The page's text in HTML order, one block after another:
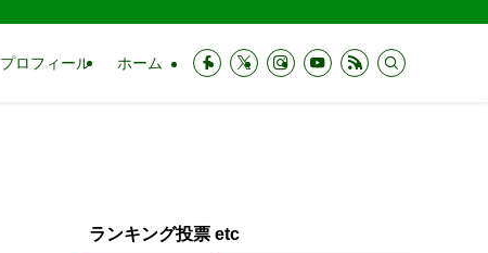
プロフィール ホーム
ランキング投票 etc